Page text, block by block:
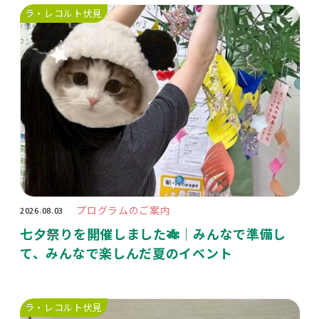
ラ・レコルト伏見
2026.08.03 プログラムのご案内
七夕祭りを開催しました🎋｜みんなで準備し
て、みんなで楽しんだ夏のイベント
ラ・レコルト伏見